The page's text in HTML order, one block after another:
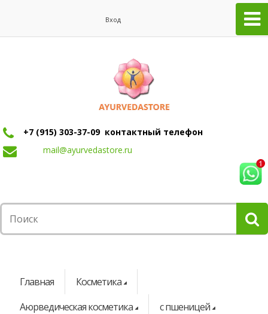
Вход
+7 (915) 303-37-09 контактный телефон
mail@ayurvedastore.ru
Главная
Косметика
Аюрведическая косметика
с пшеницей